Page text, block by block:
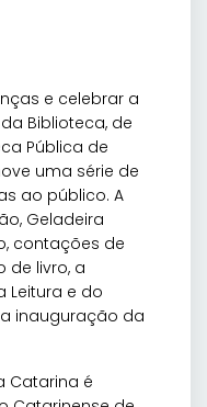
e celebrar a
Biblioteca, de
Pública de
uma série de
ao público. A
Geladeira
contações de
de livro, a
Leitura e do
inauguração da
Catarina é